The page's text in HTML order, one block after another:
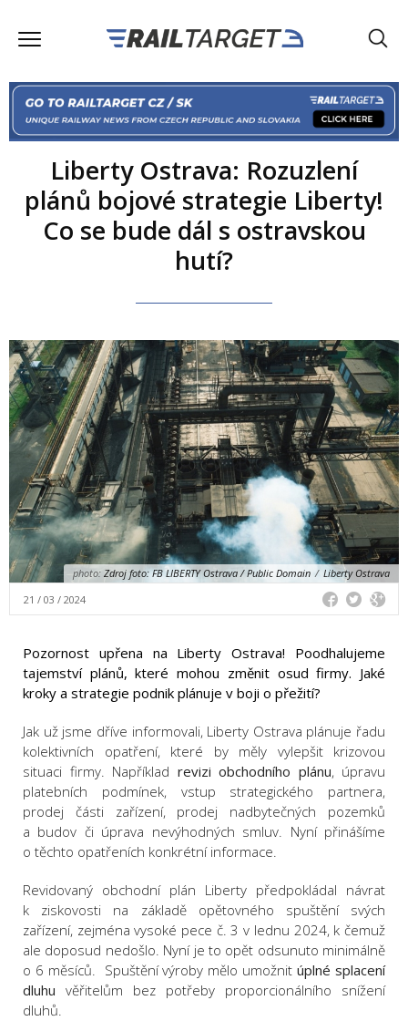
Liberty Ostrava: Rozuzlení
plánů bojové strategie Liberty!
Co se bude dál s ostravskou
hutí?
photo: Zdroj foto: FB LIBERTY Ostrava / Public Domain / Liberty Ostrava
21 / 03 / 2024
Pozornost upřena na Liberty Ostrava! Poodhalujeme
tajemství plánů, které mohou změnit osud firmy. Jaké
kroky a strategie podnik plánuje v boji o přežití?
Jak už jsme dříve informovali, Liberty Ostrava plánuje řadu
kolektivních opatření, které by měly vylepšit krizovou
situaci firmy. Například revizi obchodního plánu, úpravu
platebních podmínek, vstup strategického partnera,
prodej části zařízení, prodej nadbytečných pozemků
a budov či úprava nevýhodných smluv. Nyní přinášíme
o těchto opatřeních konkrétní informace.
Revidovaný obchodní plán Liberty předpokládal návrat
k ziskovosti na základě opětovného spuštění svých
zařízení, zejména vysoké pece č. 3 v lednu 2024, k čemuž
ale doposud nedošlo. Nyní je to opět odsunuto minimálně
o 6 měsíců. Spuštění výroby mělo umožnitúplné splacení
dluhu věřitelům bez potřeby proporcionálního snížení
dluhů.